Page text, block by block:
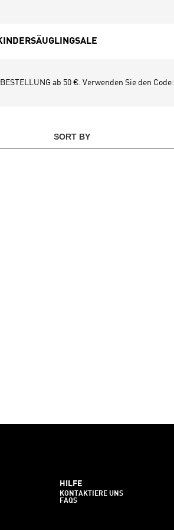
SÄUGLINGSALE
ab 50 €. Verwenden Sie den Code:
SORT BY
HILFE
KONTAKTIERE UNS
FAQS